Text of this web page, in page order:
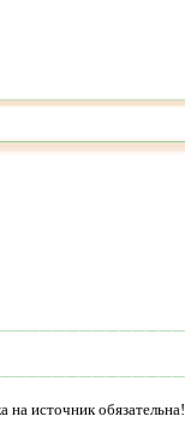
источник обязательна!